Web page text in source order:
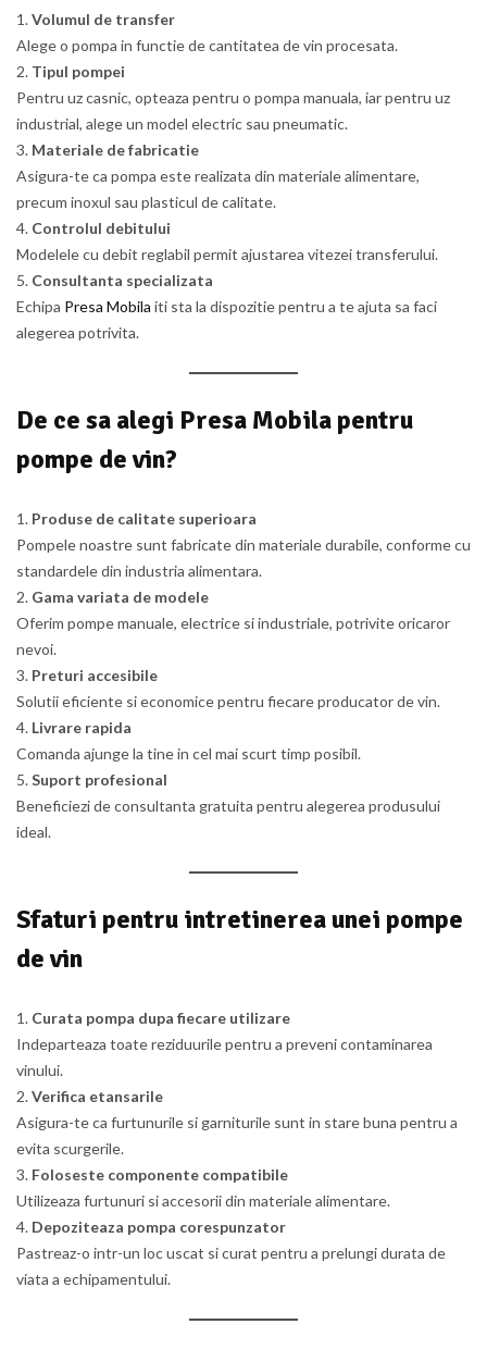
Volumul de transfer
Alege o pompa in functie de cantitatea de vin procesata.
Tipul pompei
Pentru uz casnic, opteaza pentru o pompa manuala, iar pentru uz
industrial, alege un model electric sau pneumatic.
Materiale de fabricatie
Asigura-te ca pompa este realizata din materiale alimentare,
precum inoxul sau plasticul de calitate.
Controlul debitului
Modelele cu debit reglabil permit ajustarea vitezei transferului.
Consultanta specializata
Echipa Presa Mobila iti sta la dispozitie pentru a te ajuta sa faci
alegerea potrivita.
De ce sa alegi Presa Mobila pentru
pompe de vin?
Produse de calitate superioara
Pompele noastre sunt fabricate din materiale durabile, conforme cu
standardele din industria alimentara.
Gama variata de modele
Oferim pompe manuale, electrice si industriale, potrivite oricaror
nevoi.
Preturi accesibile
Solutii eficiente si economice pentru fiecare producator de vin.
Livrare rapida
Comanda ajunge la tine in cel mai scurt timp posibil.
Suport profesional
Beneficiezi de consultanta gratuita pentru alegerea produsului
ideal.
Sfaturi pentru intretinerea unei pompe
de vin
Curata pompa dupa fiecare utilizare
Indeparteaza toate reziduurile pentru a preveni contaminarea
vinului.
Verifica etansarile
Asigura-te ca furtunurile si garniturile sunt in stare buna pentru a
evita scurgerile.
Foloseste componente compatibile
Utilizeaza furtunuri si accesorii din materiale alimentare.
Depoziteaza pompa corespunzator
Pastreaz-o intr-un loc uscat si curat pentru a prelungi durata de
viata a echipamentului.